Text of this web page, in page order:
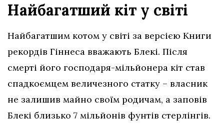
Найбагатший кіт у світі
Найбагатшим котом у світі за версією Книги
рекордів Гіннеса вважають Блекі. Після
смерті його господаря-мільйонера кіт став
спадкоємцем величезного статку – власник
не залишив майно своїм родичам, а заповів
Блекі близько 7 мільйонів фунтів стерлінгів.